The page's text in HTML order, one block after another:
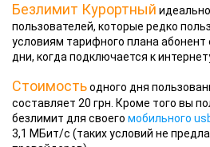
Безлимит Курортный
пользователей, которые редко
условиям тарифного плана абонент
дни, когда подключается к
Стоимостьодного дня
составляет 20 грн. Кроме того вы
безлимит для своего мобильного
3,1 МБит/с (таких условий не